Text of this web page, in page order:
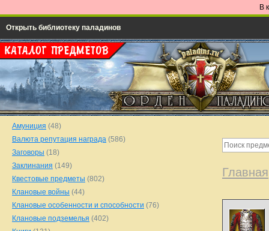
В
Открыть библиотеку паладинов
Главная
Амуниция (48)
Валюта репутация награда (586)
Заговоры (18)
Заклинания (149)
Квестовые предметы (802)
Клановые войны (44)
Клановые особенности и способности (76)
Клановые подземелья (402)